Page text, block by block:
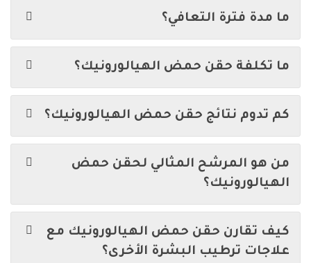
ما مدة فترة التعافي؟
ما تكلفة حقن حمض الهيالورونيك؟
كم تدوم نتائج حقن حمض الهيالورونيك؟
من هو المرشح المثالي لحقن حمض
الهيالورونيك؟
كيف تقارن حقن حمض الهيالورونيك مع
علاجات ترطيب البشرة الأخرى؟